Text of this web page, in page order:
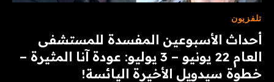
تلفزيون
أحداث الأسبوعين المفسدة للمستشفى
العام 22 يونيو – 3 يوليو: عودة آنا المثيرة –
خطوة سيدويل الأخيرة اليائسة!